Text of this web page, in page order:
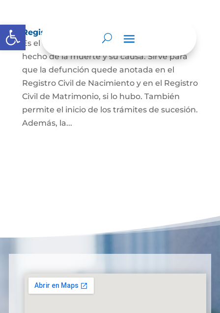
Abrir barra de herramientas
Registro Civil de Defunción
Es el documento público que prueba el
hecho de la muerte y su causa. Sirve para
que la defunción quede anotada en el
Registro Civil de Nacimiento y en el Registro
Civil de Matrimonio, si lo hubo. También
permite el inicio de los trámites de sucesión.
Además, la...